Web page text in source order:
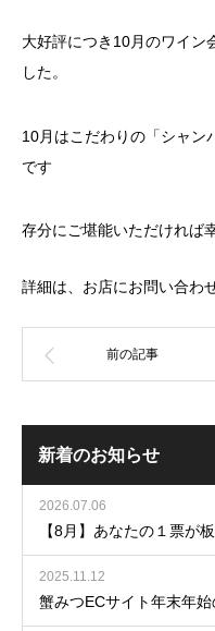
大好評につき10月のワイン
した。
10月はこだわりの「シャン
です
存分にご堪能いただければ
詳細は、お店にお問い合わ
新着のお知らせ
2026.07.06
2025.11.12
蟹みつECサイト年末年